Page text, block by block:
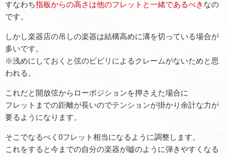
すなわち指板からの高さは他のフレットと一緒であるべき なの
です。
しかし楽器店の吊しの楽器は結構高めに溝を切っている場合が
多いです。
※浅めにしておくと弦のビビリによるクレームがないためと思
われる。
これだと開放弦からローポジションを押さえた場合に
フレットまでの距離が長いのでテンションが掛かり余計な力が
要るようになります。
そこでなるべく0フレット相当になるように調整します。
これをすると今までの自分の楽器が嘘のように弾きやすくなる